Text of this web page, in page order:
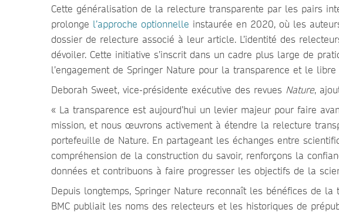
Cette généralisation de la relecture transparente par les pairs
prolonge l’approche optionnelle instaurée en 2020, où les
dossier de relecture associé à leur article. L’identité des
dévoiler. Cette initiative s’inscrit dans un cadre plus large de
l’engagement de Springer Nature pour la transparence et le libre
Deborah Sweet, vice-présidente exécutive des revues Nature,
« La transparence est aujourd’hui un levier majeur pour faire
mission, et nous œuvrons activement à étendre la relecture
portefeuille de Nature. En partageant les échanges entre
compréhension de la construction du savoir, renforçons la
données et contribuons à faire progresser les objectifs de la
Depuis longtemps, Springer Nature reconnaît les bénéfices de
BMC publiait les noms des relecteurs et les historiques de